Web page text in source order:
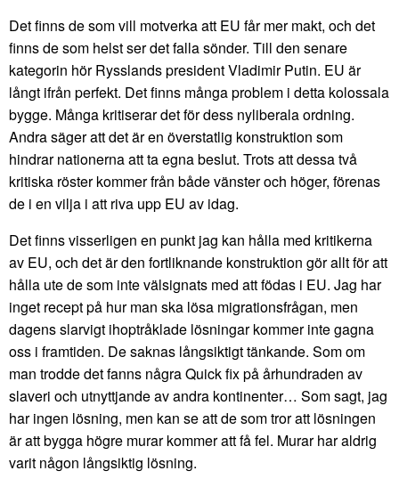
Det finns de som vill motverka att EU får mer makt, och det
finns de som helst ser det falla sönder. Till den senare
kategorin hör Rysslands president Vladimir Putin. EU är
långt ifrån perfekt. Det finns många problem i detta kolossala
bygge. Många kritiserar det för dess nyliberala ordning.
Andra säger att det är en överstatlig konstruktion som
hindrar nationerna att ta egna beslut. Trots att dessa två
kritiska röster kommer från både vänster och höger, förenas
de i en vilja i att riva upp EU av idag.
Det finns visserligen en punkt jag kan hålla med kritikerna
av EU, och det är den fortliknande konstruktion gör allt för att
hålla ute de som inte välsignats med att födas i EU. Jag har
inget recept på hur man ska lösa migrationsfrågan, men
dagens slarvigt ihoptråklade lösningar kommer inte gagna
oss i framtiden. De saknas långsiktigt tänkande. Som om
man trodde det fanns några Quick fix på århundraden av
slaveri och utnyttjande av andra kontinenter… Som sagt, jag
har ingen lösning, men kan se att de som tror att lösningen
är att bygga högre murar kommer att få fel. Murar har aldrig
varit någon långsiktig lösning.